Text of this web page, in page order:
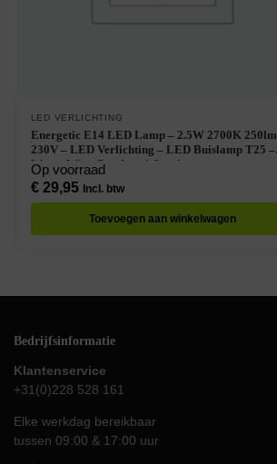
LED VERLICHTING
Energetic E14 LED Lamp – 2.5W 2700K 250lm
230V – LED Verlichting – LED Buislamp T25 –
Warm Wit – Per doos à 8 stuks
Op voorraad
€29,95 Incl. btw
Toevoegen aan winkelwagen
Bedrijfsinformatie
Klantenservice
+31(0)228 528 161
Elke werkdag bereikbaar
tussen 09:00 & 17:00 uur